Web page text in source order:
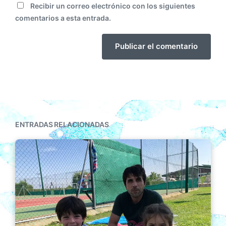
Recibir un correo electrónico con los siguientes
comentarios a esta entrada.
ENTRADAS RELACIONADAS